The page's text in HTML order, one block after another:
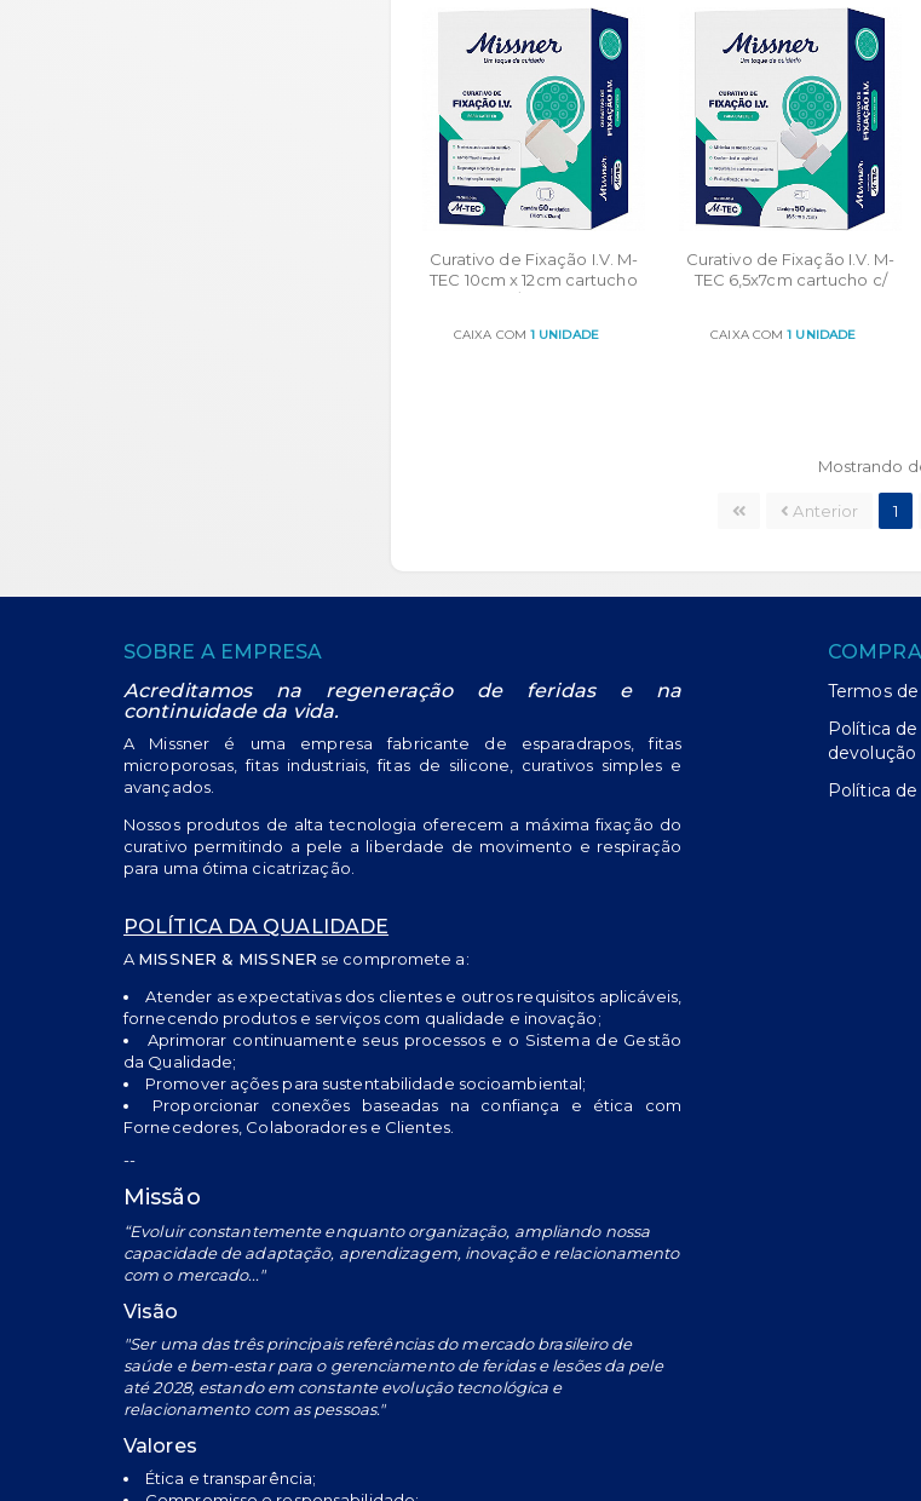
Curativo de Fixação I.V. M-
TEC 10cm x 12cm cartucho
CAIXA COM 1 UNIDADE
Curativo de Fixação I.V. M-
TEC 6,5x7cm cartucho c/
CAIXA COM 1 UNIDADE
Mostrando
Anterior 1
SOBRE A EMPRESA
Acreditamos na regeneração de feridas e na
continuidade da vida.
A Missner é uma empresa fabricante de esparadrapos, fitas
microporosas, fitas industriais, fitas de silicone, curativos simples e
avançados.
Nossos produtos de alta tecnologia oferecem a máxima fixação do
curativo permitindo a pele a liberdade de movimento e respiração
para uma ótima cicatrização.
POLÍTICA DA QUALIDADE
A MISSNER & MISSNER se compromete a:
Atender as expectativas dos clientes e outros requisitos aplicáveis,
fornecendo produtos e serviços com qualidade e inovação;
Aprimorar continuamente seus processos e o Sistema de Gestão
da Qualidade;
Promover ações para sustentabilidade socioambiental;
Proporcionar conexões baseadas na confiança e ética com
Fornecedores, Colaboradores e Clientes.
--
Missão
“Evoluir constantemente enquanto organização, ampliando nossa
capacidade de adaptação, aprendizagem, inovação e relacionamento
com o mercado..."
Visão
"Ser uma das três principais referências do mercado brasileiro de
saúde e bem-estar para o gerenciamento de feridas e lesões da pele
até 2028, estando em constante evolução tecnológica e
relacionamento com as pessoas."
Valores
Ética e transparência;
Termos
Política
devolução
Política